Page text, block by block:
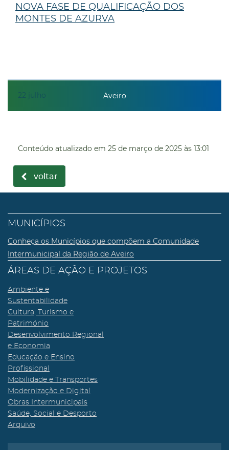
22 julho
NOVA FASE DE QUALIFICAÇÃO DOS
MONTES DE AZURVA
Aveiro
Conteúdo atualizado em 25 de março de 2025 às 13:01
voltar
MUNICÍPIOS
Conheça os Municípios que compõem a Comunidade
Intermunicipal da Região de Aveiro
ÁREAS DE AÇÃO E PROJETOS
Ambiente e
Sustentabilidade
Cultura, Turismo e
Património
Desenvolvimento Regional
e Economia
Educação e Ensino
Profissional
Mobilidade e Transportes
Modernização e Digital
Obras Intermunicipais
Saúde, Social e Desporto
Arquivo